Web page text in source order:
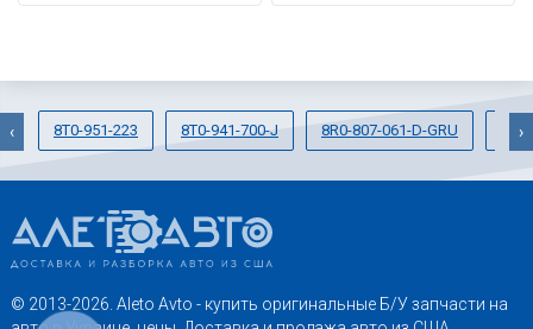
8T0-951-223 8T0-941-700-J 8R0-807-061-D-GRU
‹ ›
© 2013-2026. Aleto Avto - купить оригинальные Б/У запчасти на